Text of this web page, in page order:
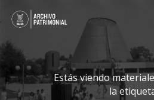
Estás viendo
la